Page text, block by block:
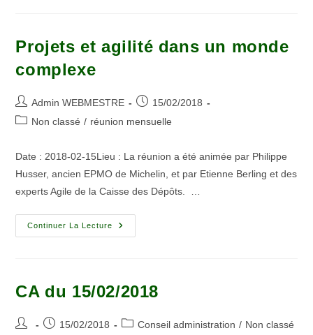
Projets et agilité dans un monde
complexe
Admin WEBMESTRE
15/02/2018
Non classé / réunion mensuelle
Date : 2018-02-15Lieu : La réunion a été animée par Philippe
Husser, ancien EPMO de Michelin, et par Etienne Berling et des
experts Agile de la Caisse des Dépôts. …
Continuer La Lecture
CA du 15/02/2018
15/02/2018 Conseil administration / Non classé